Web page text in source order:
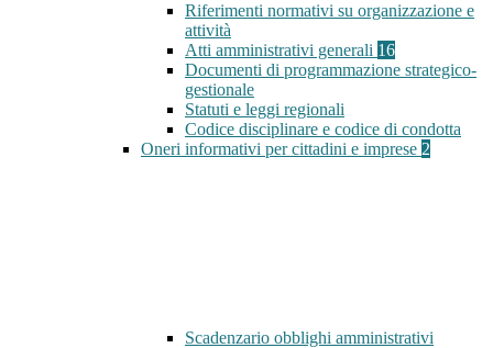
Riferimenti normativi su organizzazione e
attività
Atti amministrativi generali 16
Documenti di programmazione strategico-
gestionale
Statuti e leggi regionali
Codice disciplinare e codice di condotta
Oneri informativi per cittadini e imprese 2
Scadenzario obblighi amministrativi